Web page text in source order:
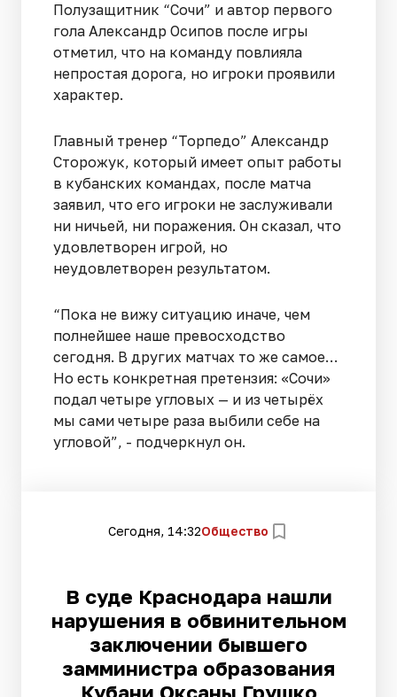
Полузащитник “Сочи” и автор первого
гола Александр Осипов после игры
отметил, что на команду повлияла
непростая дорога, но игроки проявили
характер.
Главный тренер “Торпедо” Александр
Сторожук, который имеет опыт работы
в кубанских командах, после матча
заявил, что его игроки не заслуживали
ни ничьей, ни поражения. Он сказал, что
удовлетворен игрой, но
неудовлетворен результатом.
“Пока не вижу ситуацию иначе, чем
полнейшее наше превосходство
сегодня. В других матчах то же самое…
Но есть конкретная претензия: «Сочи»
подал четыре угловых — и из четырёх
мы сами четыре раза выбили себе на
угловой”, - подчеркнул он.
Сегодня, 14:32Общество
В суде Краснодара нашли
нарушения в обвинительном
заключении бывшего
замминистра образования